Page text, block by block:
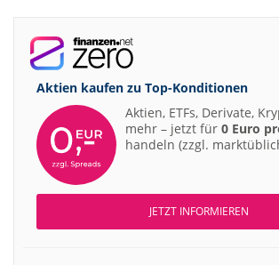
Aktien kaufen zu Top-Konditionen
Aktien, ETFs, Derivate,
mehr – jetzt für 0 Euro
handeln (zzgl.
JETZT INFORMIEREN